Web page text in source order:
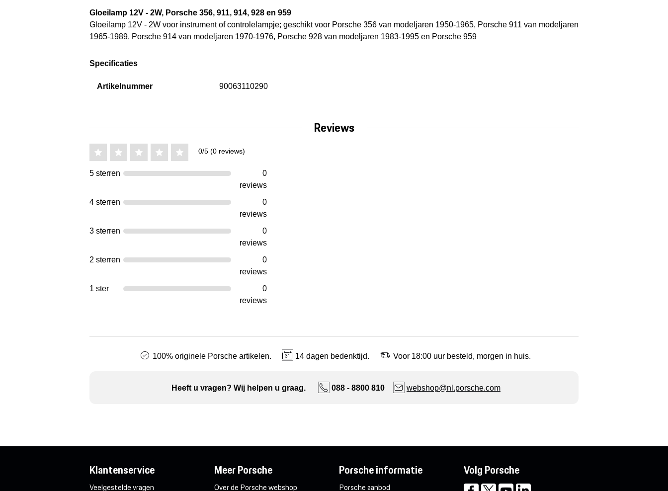
Gloeilamp 12V - 2W, Porsche 356, 911, 914, 928 en 959
Gloeilamp 12V - 2W voor instrument of controlelampje; geschikt voor Porsche 356 van modeljaren 1950-1965, Porsche 911 van modeljaren
1965-1989, Porsche 914 van modeljaren 1970-1976, Porsche 928 van modeljaren 1983-1995 en Porsche 959
Specificaties
Artikelnummer 90063110290
Reviews
0/5 (0 reviews)
5 sterren
0
reviews
4 sterren
0
reviews
3 sterren
0
reviews
2 sterren
0
reviews
1 ster
0
reviews
100% originele Porsche artikelen. 14 dagen bedenktijd. Voor 18:00 uur besteld, morgen in huis.
Heeft u vragen? Wij helpen u graag. 088 - 8800 810 webshop@nl.porsche.com
Klantenservice
Veelgestelde vragen
Meer Porsche
Over de Porsche webshop
Porsche informatie
Porsche aanbod
Volg Porsche